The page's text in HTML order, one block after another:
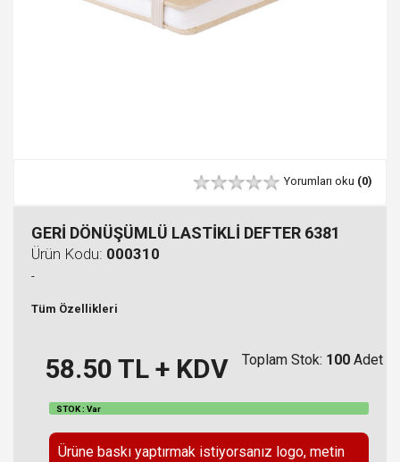
Yorumları oku (0)
GERİ DÖNÜŞÜMLÜ LASTİKLİ DEFTER 6381
Ürün Kodu: 000310
-
Tüm Özellikleri
58.50 TL + KDV Toplam Stok: 100 Adet
STOK : Var
Ürüne baskı yaptırmak istiyorsanız logo, metin